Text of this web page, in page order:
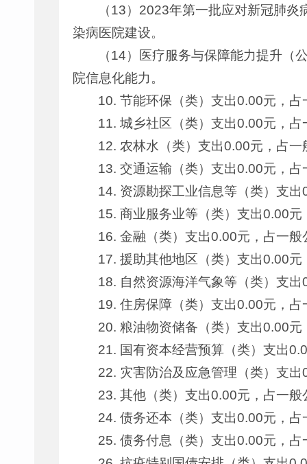
（13）2023年第一批应对新冠肺
染病医院建设。
（14）医疗服务与保障能力提升
院信息化能力。
10. 节能环保（类）支出0.00元，
11. 城乡社区（类）支出0.00元，
12. 农林水（类）支出0.00元，占
13. 交通运输（类）支出0.00元，
14. 资源勘探工业信息等（类）支
15. 商业服务业等（类）支出0.00
16. 金融（类）支出0.00元，占一
17. 援助其他地区（类）支出0.00
18. 自然资源海洋气象等（类）支
19. 住房保障（类）支出0.00元，
20. 粮油物资储备（类）支出0.00
21. 国有资本经营预算（类）支出
22. 灾害防治及应急管理（类）支
23. 其他（类）支出0.00元，占一
24. 债务还本（类）支出0.00元，
25. 债务付息（类）支出0.00元，